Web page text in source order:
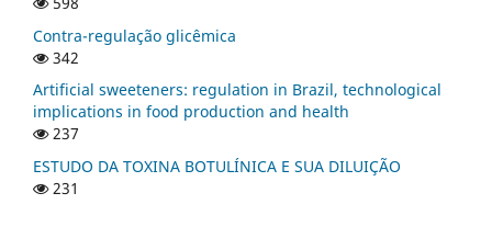
Contra-regulação glicêmica
342
Artificial sweeteners: regulation in Brazil, technological
implications in food production and health
237
ESTUDO DA TOXINA BOTULÍNICA E SUA DILUIÇÃO
231